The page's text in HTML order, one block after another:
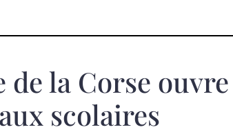
de la Corse ouvre
scolaires